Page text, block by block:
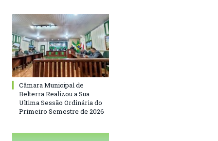
Câmara Municipal de
Belterra Realizou a Sua
Ultima Sessão Ordinária do
Primeiro Semestre de 2026